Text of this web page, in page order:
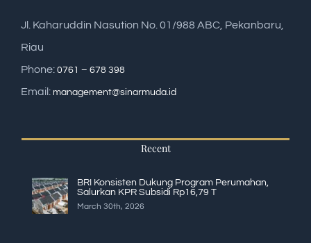
Jl. Kaharuddin Nasution No. 01/988 ABC, Pekanbaru,
Riau
Phone: 0761 – 678 398
Email: management@sinarmuda.id
Recent
BRI Konsisten Dukung Program Perumahan,
Salurkan KPR Subsidi Rp16,79 T
March 30th, 2026